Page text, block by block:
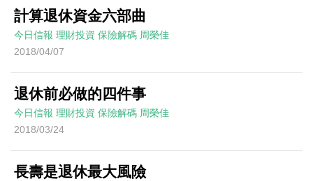
計算退休資金六部曲
今日信報 理財投資 保險解碼 周榮佳
2018/04/07
退休前必做的四件事
今日信報 理財投資 保險解碼 周榮佳
2018/03/24
長壽是退休最大風險